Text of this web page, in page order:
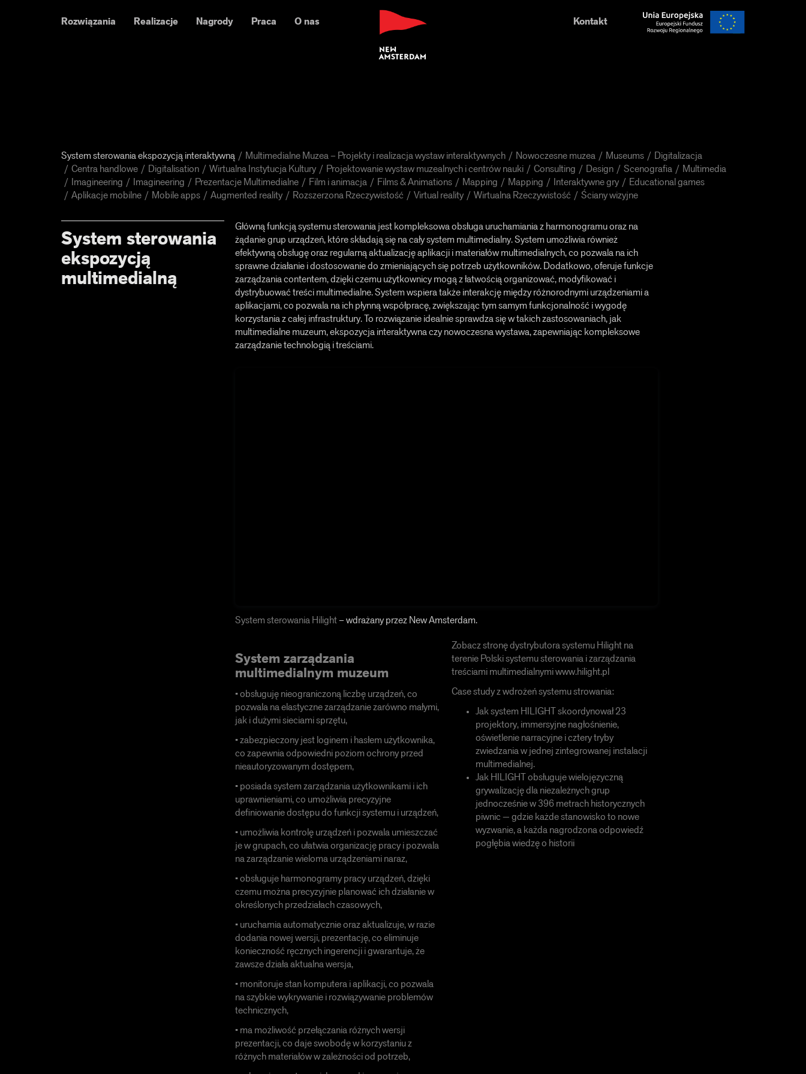
Rozwiązania Realizacje Nagrody Praca O nas Kontakt
System sterowania ekspozycją interaktywną Multimedialne Muzea – Projekty i realizacja wystaw interaktywnych Nowoczesne muzea Museums
Digitalizacja
Centra handlowe
Digitalisation Wirtualna Instytucja Kultury Projektowanie wystaw muzealnych i centrów nauki Consulting Design Scenografia
Multimedia
Imagineering
Imagineering Prezentacje Multimedialne Film i animacja Films & Animations Mapping Mapping Interaktywne gry
Educational games
Aplikacje mobilne
Mobile apps Augmented reality Rozszerzona Rzeczywistość Virtual reality Wirtualna Rzeczywistość Ściany wizyjne
System sterowania
ekspozycją
multimedialną
Główną funkcją systemu sterowania jest kompleksowa obsługa uruchamiania z harmonogramu oraz na
żądanie grup urządzeń, które składają się na cały system multimedialny. System umożliwia również
efektywną obsługę oraz regularną aktualizację aplikacji i materiałów multimedialnych, co pozwala na ich
sprawne działanie i dostosowanie do zmieniających się potrzeb użytkowników. Dodatkowo, oferuje funkcje
zarządzania contentem, dzięki czemu użytkownicy mogą z łatwością organizować, modyfikować i
dystrybuować treści multimedialne. System wspiera także interakcję między różnorodnymi urządzeniami a
aplikacjami, co pozwala na ich płynną współpracę, zwiększając tym samym funkcjonalność i wygodę
korzystania z całej infrastruktury. To rozwiązanie idealnie sprawdza się w takich zastosowaniach, jak
multimedialne muzeum, ekspozycja interaktywna czy nowoczesna wystawa, zapewniając kompleksowe
zarządzanie technologią i treściami.
System sterowania Hilight– wdrażany przez New Amsterdam.
System zarządzania
multimedialnym muzeum
• obsługuję nieograniczoną liczbę urządzeń, co
pozwala na elastyczne zarządzanie zarówno małymi,
jak i dużymi sieciami sprzętu,
• zabezpieczony jest loginem i hasłem użytkownika,
co zapewnia odpowiedni poziom ochrony przed
nieautoryzowanym dostępem,
• posiada system zarządzania użytkownikami i ich
uprawnieniami, co umożliwia precyzyjne
definiowanie dostępu do funkcji systemu i urządzeń,
• umożliwia kontrolę urządzeń i pozwala umieszczać
je w grupach, co ułatwia organizację pracy i pozwala
na zarządzanie wieloma urządzeniami naraz,
• obsługuje harmonogramy pracy urządzeń, dzięki
czemu można precyzyjnie planować ich działanie w
określonych przedziałach czasowych,
• uruchamia automatycznie oraz aktualizuje, w razie
dodania nowej wersji, prezentację, co eliminuje
konieczność ręcznych ingerencji i gwarantuje, że
zawsze działa aktualna wersja,
• monitoruje stan komputera i aplikacji, co pozwala
na szybkie wykrywanie i rozwiązywanie problemów
technicznych,
• ma możliwość przełączania różnych wersji
prezentacji, co daje swobodę w korzystaniu z
różnych materiałów w zależności od potrzeb,
Zobacz stronę dystrybutora systemu Hilight na
terenie Polskisystemu sterowania i zarządzania
treściami multimedialnymi www.hilight.pl
Case study z wdrożeń systemu strowania:
Jak system HILIGHT skoordynował 23
projektory, immersyjne nagłośnienie,
oświetlenie narracyjne i cztery tryby
zwiedzania w jednej zintegrowanej instalacji
multimedialnej.
Jak HILIGHT obsługuje wielojęzyczną
grywalizację dla niezależnych grup
jednocześnie w 396 metrach historycznych
piwnic — gdzie każde stanowisko to nowe
wyzwanie, a każda nagrodzona odpowiedź
pogłębia wiedzę o historii